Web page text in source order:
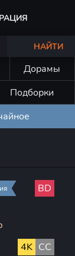
НАЙТИ
Дорамы
Подборки
BD
4K CC